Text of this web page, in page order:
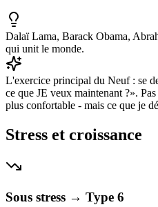
Dalaï Lama, Barack Obama,
qui unit le monde.
L'exercice principal du Neuf : se
ce que JE veux maintenant ?».
plus confortable - mais ce que je
Stress et croissance
Sous stress → Type 6